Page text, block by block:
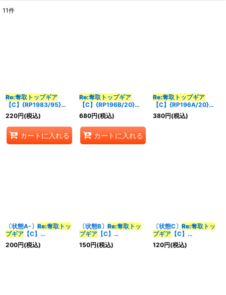
検索キーワードをお願い致します
カテゴリ
特集:
11件
Re:奪取 トップギア
【C】{RP1983/95}
《火》
220円(税込)
カートに入れる
Re:奪取 トップギア
【C】{RP196B/20}
《火》
680円(税込)
カートに入れる
Re:奪取 トップギア
【C】{RP196A/20}
《火》
380円(税込)
〔状態A-〕 Re:奪取 トッ
プギア 【C】
{RP1983/95}《火》
200円(税込)
〔状態B〕 Re:奪取 トッ
プギア【C】
{RP1983/95}《火》
150円(税込)
〔状態C〕 Re:奪取 トッ
プギア【C】
{RP196A/20}《火》
120円(税込)